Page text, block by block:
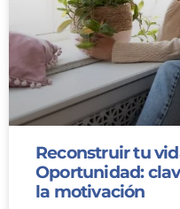
Reconstruir tu
Oportunidad:
la motivación